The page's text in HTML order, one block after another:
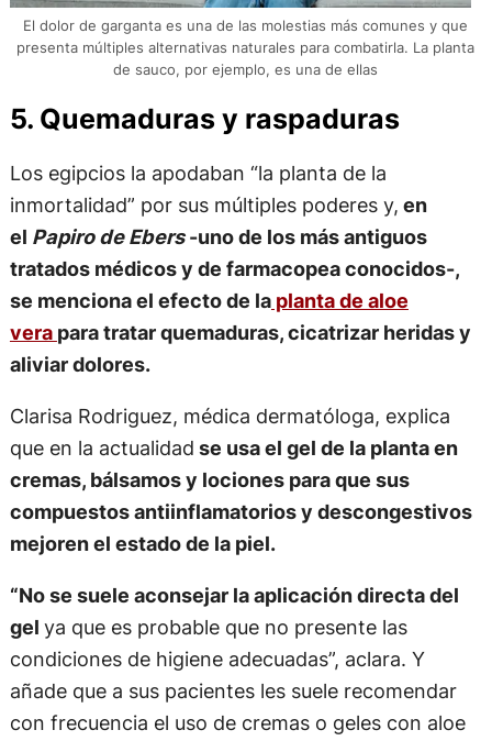
El dolor de garganta es una de las molestias más comunes y que
presenta múltiples alternativas naturales para combatirla. La planta
de sauco, por ejemplo, es una de ellas
5. Quemaduras y raspaduras
Los egipcios la apodaban “la planta de la
inmortalidad” por sus múltiples poderes y, en
el Papiro de Ebers-uno de los más antiguos
tratados médicos y de farmacopea conocidos-,
se menciona el efecto de laplanta de aloe
vera para tratar quemaduras, cicatrizar heridas y
aliviar dolores.
Clarisa Rodriguez, médica dermatóloga, explica
que en la actualidad se usa el gel de la planta en
cremas, bálsamos y lociones para que sus
compuestos antiinflamatorios y descongestivos
mejoren el estado de la piel.
“No se suele aconsejar la aplicación directa del
gel ya que es probable que no presente las
condiciones de higiene adecuadas”, aclara. Y
añade que a sus pacientes les suele recomendar
con frecuencia el uso de cremas o geles con aloe